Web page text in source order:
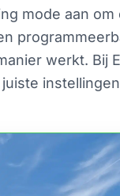
mode aan
werkt. Bij